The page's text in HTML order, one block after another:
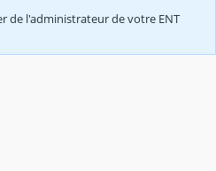
de l'administrateur de votre ENT